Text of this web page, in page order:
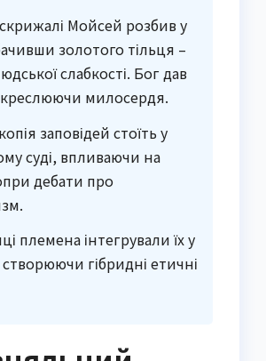
Мойсей розбив у
золотого тільця –
слабкості. Бог дав
милосердя.
заповідей стоїть у
суді, впливаючи на
дебати про
племена інтегрували їх у
створюючи гібридні етичні